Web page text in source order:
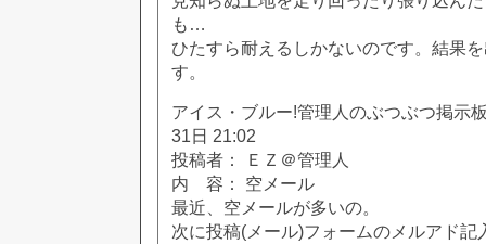
も…
ひたすら耐えるしかないのです。結果
す。
アイス・ブルー!管理人のぶつぶつ掲示
31日 21:02
投稿者： ＥＺ＠管理人
内 容： 空メール
最近、空メールが多いの。
次に投稿(メール)フォームのメルアド記